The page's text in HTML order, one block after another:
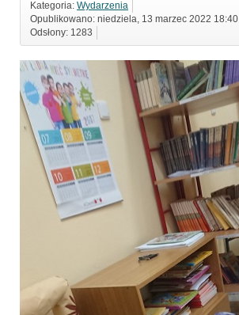
Kategoria: Wydarzenia
Opublikowano: niedziela, 13 marzec 2022 18:40
Odsłony: 1283